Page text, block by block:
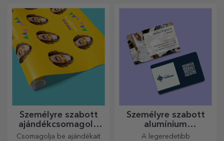
vihesd őket!
Személyre szabott
ajándékcsomagoló
papír
Csomagolja be ajándékait
Személyre szabott
alumínium
névjegykártyák
A legeredetibb